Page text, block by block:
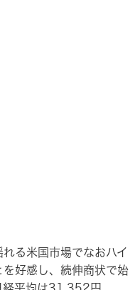
る米国市場でなおハイ
好感し、続伸商状で始